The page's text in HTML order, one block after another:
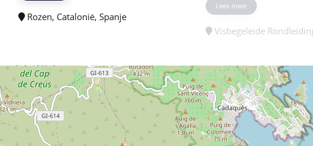
Rozen, Catalonië, Spanje
Lees meer
Visbegeleide